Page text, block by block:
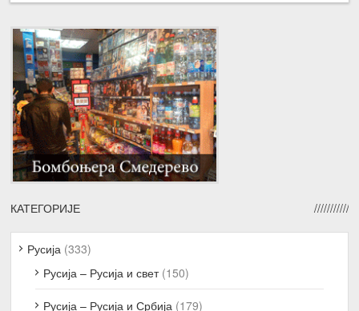
КАТЕГОРИЈЕ
Русија (333)
Русија – Русија и свет(150)
Русија – Русија и Србија (179)